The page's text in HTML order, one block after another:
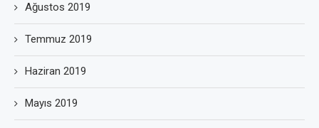
Ağustos 2019
Temmuz 2019
Haziran 2019
Mayıs 2019